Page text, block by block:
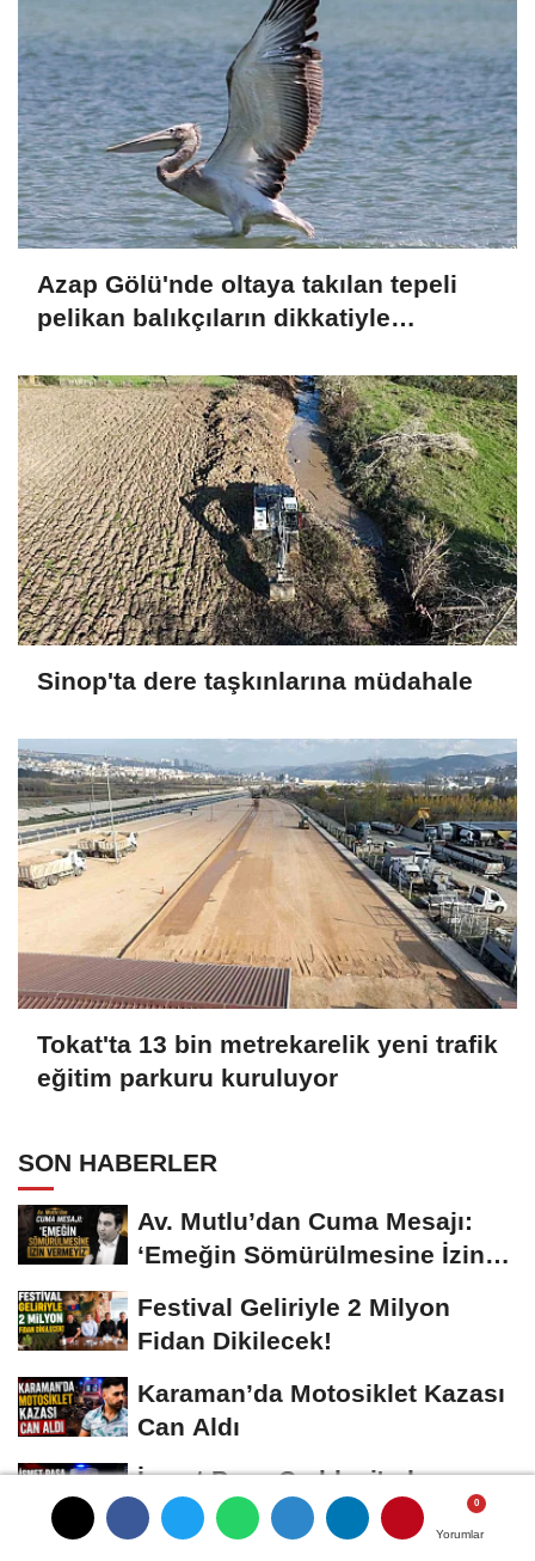
Yorumlar
Yorumlar
Yorumlar
Azap Gölü'nde oltaya takılan tepeli
pelikan balıkçıların dikkatiyle
Sinop'ta dere taşkınlarına müdahale
Tokat'ta 13 bin metrekarelik yeni trafik
eğitim parkuru kuruluyor
SON HABERLER
Av. Mutlu’dan Cuma Mesajı:
‘Emeğin Sömürülmesine İzin
Festival Geliriyle 2 Milyon
Fidan Dikilecek!
Karaman’da Motosiklet Kazası
Can Aldı
İsmet Paşa Caddesi'nde
Tartışma Silahlı Kavgaya
Dönüştü